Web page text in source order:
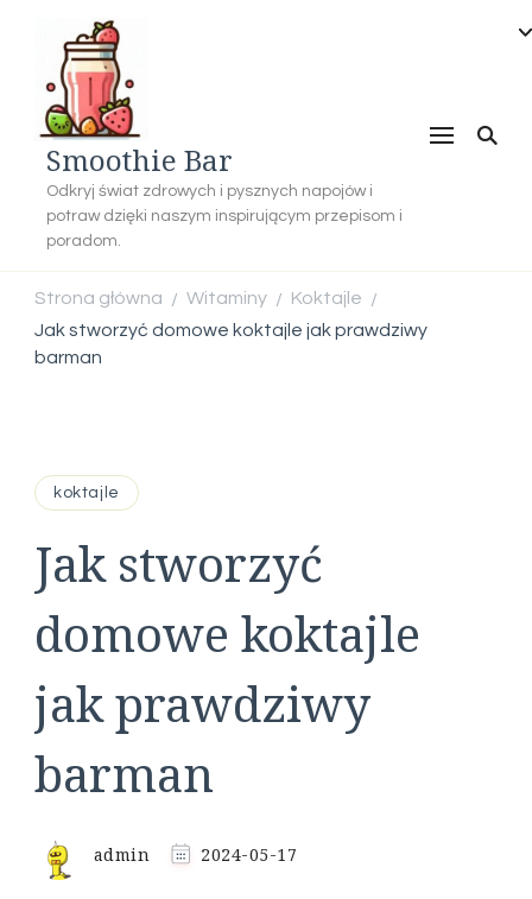
Smoothie Bar
Odkryj świat zdrowych i pysznych napojów i
potraw dzięki naszym inspirującym przepisom i
poradom.
Strona główna / Witaminy / Koktajle /
Jak stworzyć domowe koktajle jak prawdziwy
barman
koktajle
Jak stworzyć
domowe koktajle
jak prawdziwy
barman
admin 2024-05-17